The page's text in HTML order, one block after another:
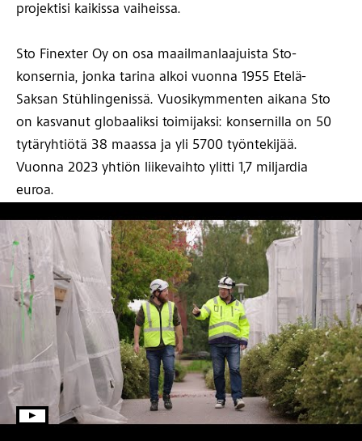
projektisi kaikissa vaiheissa.
Sto Finexter Oy on osa maailmanlaajuista Sto-
konsernia, jonka tarina alkoi vuonna 1955 Etelä-
Saksan Stühlingenissä. Vuosikymmenten aikana Sto
on kasvanut globaaliksi toimijaksi: konsernilla on 50
tytäryhtiötä 38 maassa ja yli 5700 työntekijää.
Vuonna 2023 yhtiön liikevaihto ylitti 1,7 miljardia
euroa.